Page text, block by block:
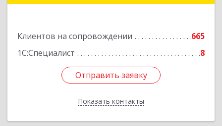
Клиентов на сопровождении
665
1С:Специалист
8
Отправить заявку
Показать контакты
Отправить заявку
Назад